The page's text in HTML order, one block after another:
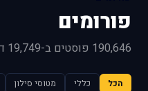
פורומים
190,646 פוסטים ב-19,749 דיונים.
הכל כללי מטוסי סילון